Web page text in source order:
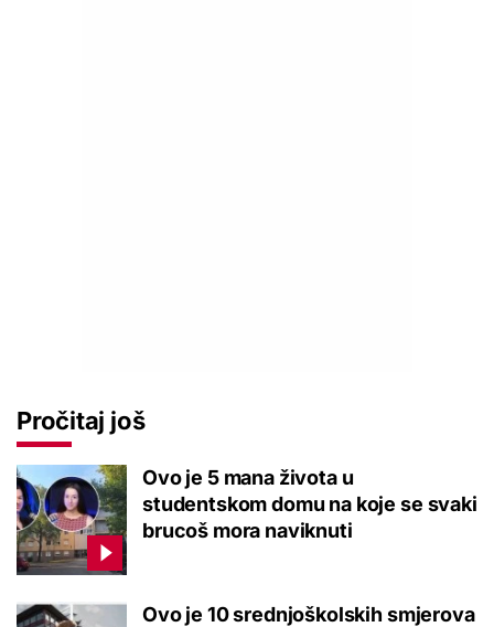
Pročitaj još
Ovo je 5 mana života u
studentskom domu na koje se svaki
brucoš mora naviknuti
Ovo je 10 srednjoškolskih smjerova